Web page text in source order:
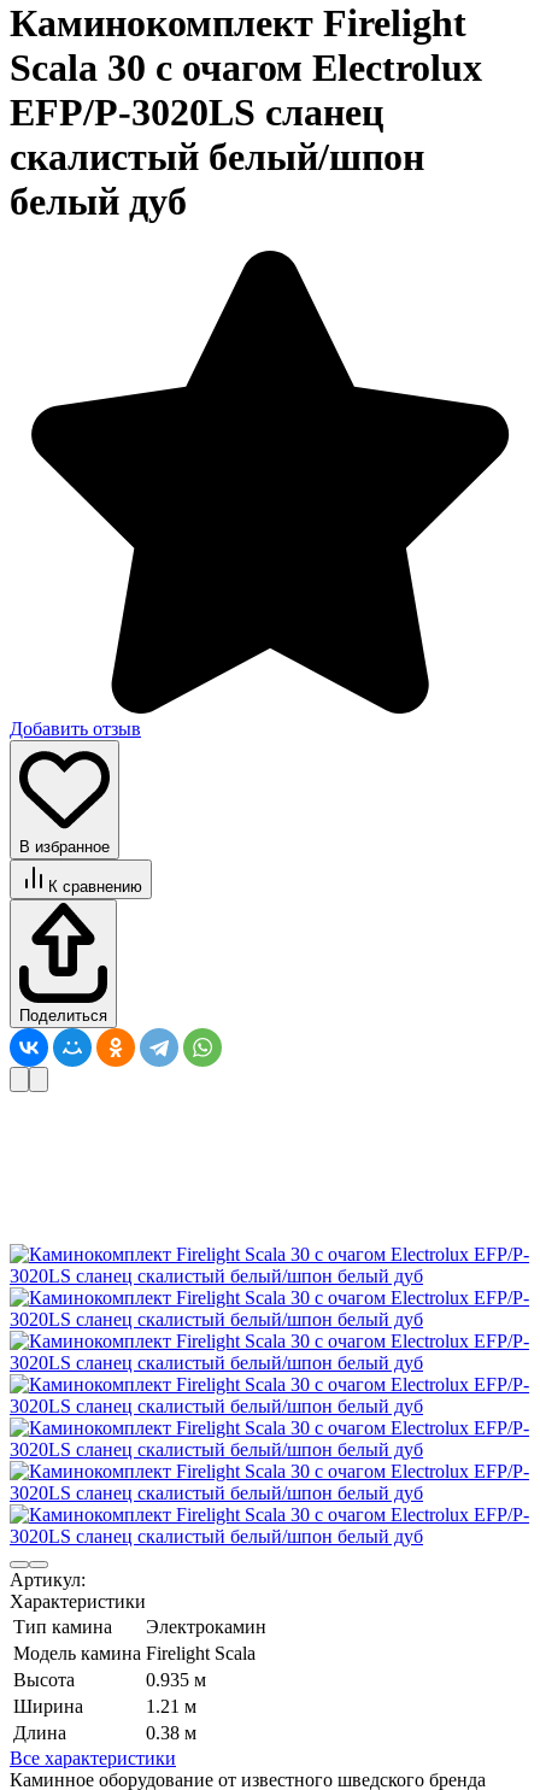
Каминокомплект Firelight
Scala 30 с очагом Electrolux
EFP/P-3020LS сланец
скалистый белый/шпон
белый дуб
Добавить отзыв
В избранное
К сравнению
Поделиться
Артикул:
Характеристики
Тип камина
Электрокамин
Модель камина Firelight Scala
Высота
0.935 м
Ширина
1.21 м
Длина
0.38 м
Все характеристики
Каминное оборудование от известного шведского бренда